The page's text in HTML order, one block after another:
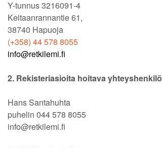
Y-tunnus 3216091-4
Keitaanrannantie 61,
38740 Hapuoja
(+358) 44 578 8055
info@retkilemi.fi
2. Rekisteriasioita hoitava yhteyshenkilö
Hans Santahuhta
puhelin 044 578 8055
info@retkilemi.fi